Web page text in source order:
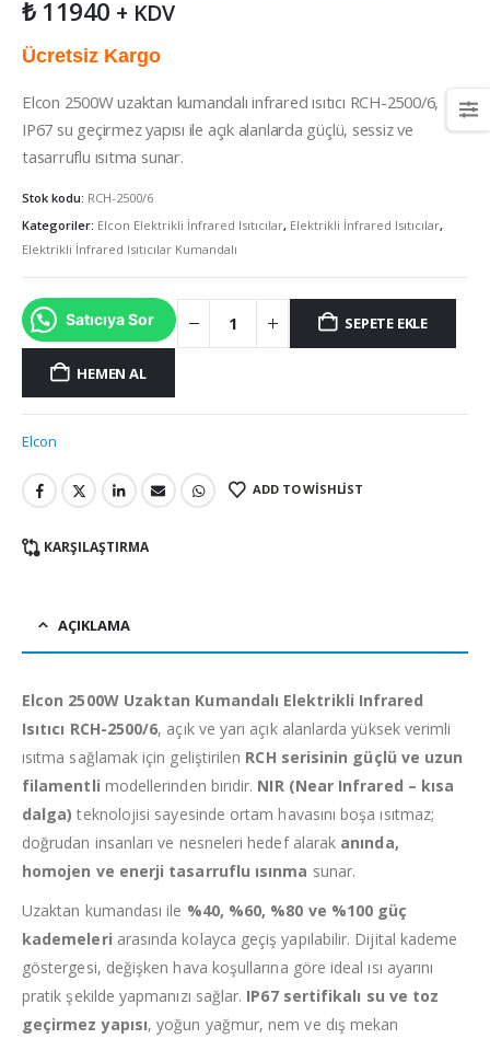
₺11940 + KDV
Ücretsiz Kargo
Elcon 2500W uzaktan kumandalı infrared ısıtıcı RCH-2500/6,
IP67 su geçirmez yapısı ile açık alanlarda güçlü, sessiz ve
tasarruflu ısıtma sunar.
Stok kodu: RCH-2500/6
Kategoriler: Elcon Elektrikli İnfrared Isıtıcılar, Elektrikli İnfrared Isıtıcılar,
Elektrikli İnfrared Isıtıcılar Kumandalı
Satıcıya Sor SEPETE EKLE
HEMEN AL
Elcon
ADD TO WISHLIST
KARŞILAŞTIRMA
AÇIKLAMA
Elcon 2500W Uzaktan Kumandalı Elektrikli Infrared
Isıtıcı RCH-2500/6, açık ve yarı açık alanlarda yüksek verimli
ısıtma sağlamak için geliştirilen RCH serisinin güçlü ve uzun
filamentli modellerinden biridir. NIR (Near Infrared – kısa
dalga) teknolojisi sayesinde ortam havasını boşa ısıtmaz;
doğrudan insanları ve nesneleri hedef alarak anında,
homojen ve enerji tasarruflu ısınma sunar.
Uzaktan kumandası ile %40, %60, %80 ve %100 güç
kademeleri arasında kolayca geçiş yapılabilir. Dijital kademe
göstergesi, değişken hava koşullarına göre ideal ısı ayarını
pratik şekilde yapmanızı sağlar. IP67 sertifikalı su ve toz
geçirmez yapısı, yoğun yağmur, nem ve dış mekan